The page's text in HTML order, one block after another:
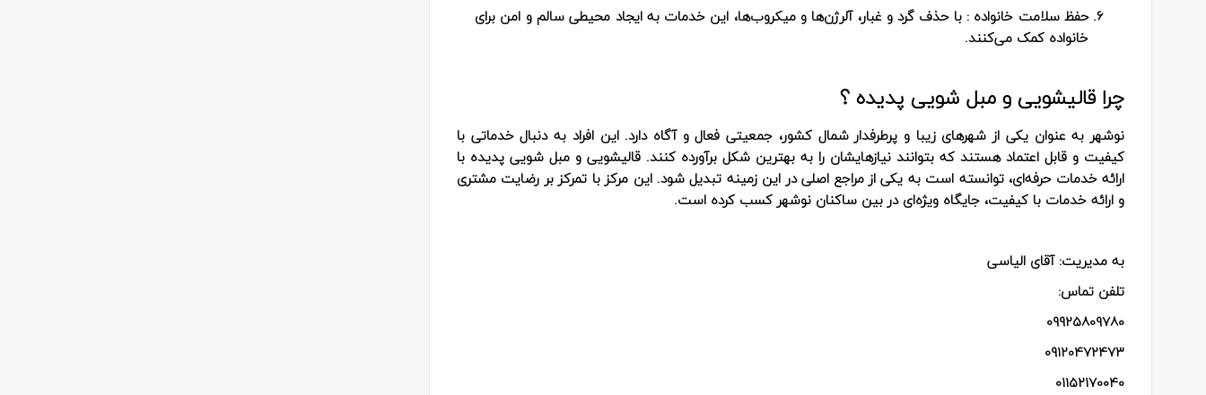
حفظ سلامت خانواده : با حذف گرد و غبار، آلرژن‌ها و میکروب‌ها، این خدمات به ایجاد محیطی سالم و امن برای
خانواده کمک می‌کنند.
چرا قالیشویی و مبل شویی پدیده ؟
نوشهر به عنوان یکی از شهرهای زیبا و پرطرفدار شمال کشور، جمعیتی فعال و آگاه دارد. این افراد به دنبال خدماتی با
کیفیت و قابل اعتماد هستند که بتوانند نیازهایشان را به بهترین شکل برآورده کنند. قالیشویی و مبل شویی پدیده با
ارائه خدمات حرفه‌ای، توانسته است به یکی از مراجع اصلی در این زمینه تبدیل شود. این مرکز با تمرکز بر رضایت مشتری
و ارائه خدمات با کیفیت، جایگاه ویژه‌ای در بین ساکنان نوشهر کسب کرده است.
به مدیریت: آقای الیاسی
تلفن تماس:
09925809780
09120472473
01152170040